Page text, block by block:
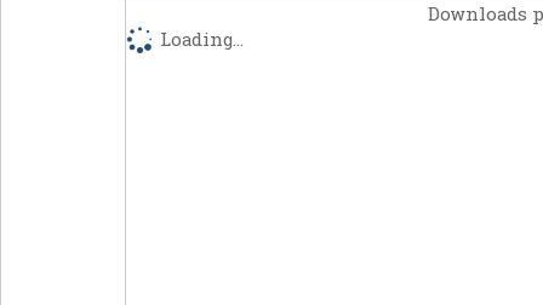
Downloads
Loading...